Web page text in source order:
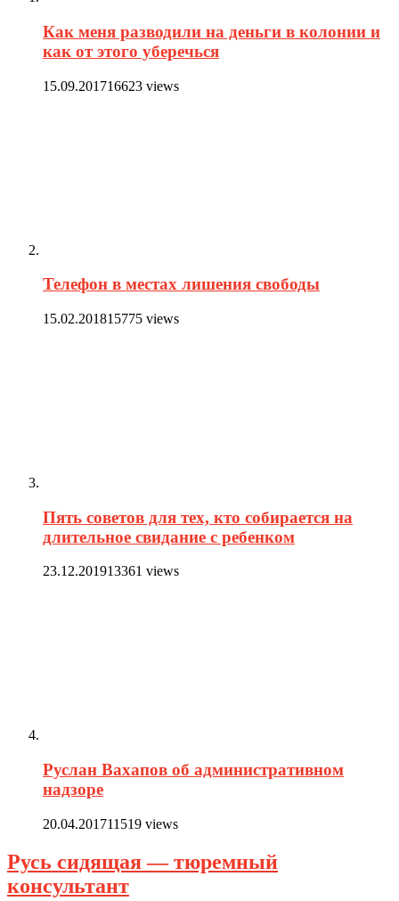
Как меня разводили на деньги в колонии и
как от этого уберечься
15.09.201716623 views
Телефон в местах лишения свободы
15.02.201815775 views
Пять советов для тех, кто собирается на
длительное свидание с ребенком
23.12.201913361 views
Руслан Вахапов об административном
надзоре
20.04.201711519 views
Русь сидящая — тюремный
консультант